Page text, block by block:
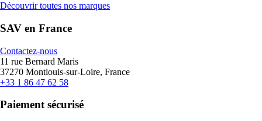
Découvrir toutes nos marques
SAV en France
Contactez-nous
11 rue Bernard Maris
37270 Montlouis-sur-Loire, France
+33 1 86 47 62 58
Paiement sécurisé